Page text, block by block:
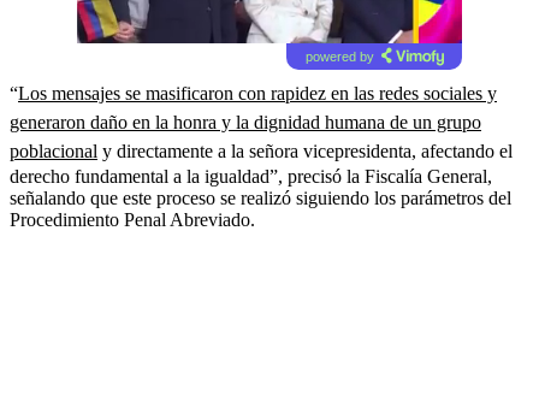
powered by
“Los mensajes se masificaron con rapidez en las redes sociales y
generaron daño en la honra y la dignidad humana de un grupo
poblacional y directamente a la señora vicepresidenta, afectando el
derecho fundamental a la igualdad”, precisó la Fiscalía General,
señalando que este proceso se realizó siguiendo los parámetros del
Procedimiento Penal Abreviado.